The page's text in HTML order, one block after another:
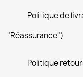
Politique de
"Réassurance")
Politique